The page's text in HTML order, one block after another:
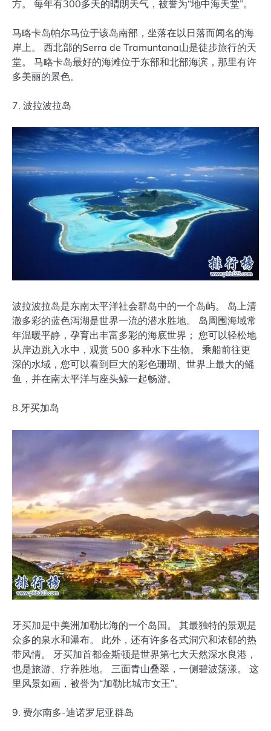
方。 每年有300多天的晴朗天气，被誉为“地中海天堂”。
马略卡岛帕尔马位于该岛南部，坐落在以日落而闻名的海
岸上。 西北部的Serra de Tramuntana山是徒步旅行的天
堂。 马略卡岛最好的海滩位于东部和北部海滨，那里有许
多美丽的景色。
7. 波拉波拉岛
波拉波拉岛是东南太平洋社会群岛中的一个岛屿。 岛上清
澈多彩的蓝色泻湖是世界一流的潜水胜地。 岛周围海域常
年温暖平静，孕育出丰富多彩的海底世界； 您可以轻松地
从岸边跳入水中，观赏 500 多种水下生物。 乘船前往更
深的水域，您可以看到巨大的彩色珊瑚、世界上最大的鳐
鱼，并在南太平洋与座头鲸一起畅游。
8.牙买加岛
牙买加是中美洲加勒比海的一个岛国。 其最独特的景观是
众多的泉水和瀑布。 此外，还有许多各式洞穴和浓郁的热
带风情。 牙买加首都金斯顿是世界第七大天然深水良港，
也是旅游、疗养胜地。 三面青山叠翠，一侧碧波荡漾。 这
里风景如画，被誉为“加勒比城市女王”。
9. 费尔南多-迪诺罗尼亚群岛